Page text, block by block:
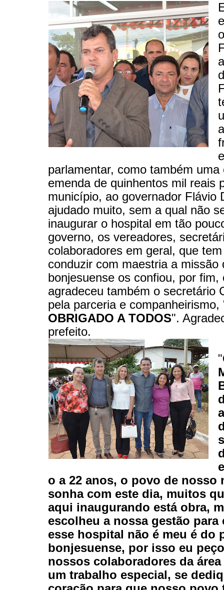
parlamentar, como também uma
emenda de quinhentos mil reais
município, ao governador Flávio
ajudado muito, sem a qual não
inaugurar o hospital em tão
governo, os vereadores,
colaboradores em geral, que
conduzir com maestria a missão
bonjesuense os confiou, por fim,
agradeceu também o secretário
pela parceria e companheirismo,
OBRIGADO A TODOS".
prefeito.
"
o a 22 anos, o povo de nosso
sonha com este dia, muitos
aqui inaugurando está obra,
escolheu a nossa gestão para
esse hospital não é meu é do
bonjesuense, por isso eu
nossos colaboradores da
um trabalho especial, se